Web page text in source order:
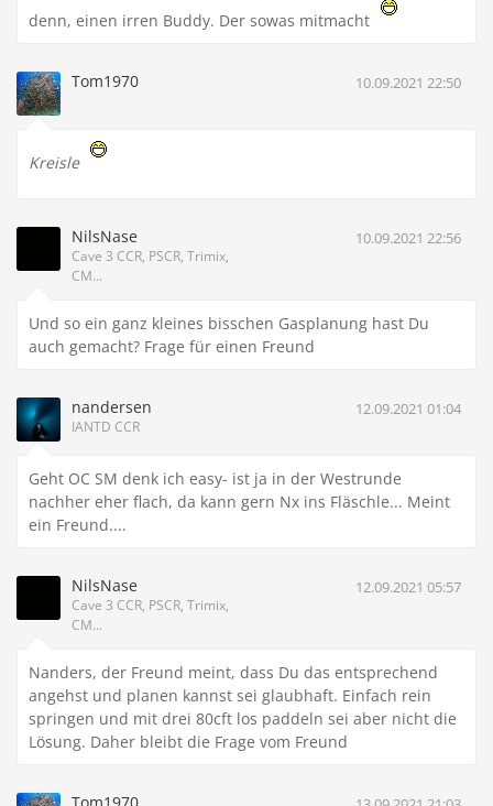
denn, einen irren Buddy. Der sowas mitmacht
Tom1970 10.09.2021 22:50
Kreisle
NilsNase
Cave 3 CCR, PSCR, Trimix,
CM...
10.09.2021 22:56
Und so ein ganz kleines bisschen Gasplanung hast Du
auch gemacht? Frage für einen Freund
nandersen
IANTD CCR
12.09.2021 01:04
Geht OC SM denk ich easy- ist ja in der Westrunde
nachher eher flach, da kann gern Nx ins Fläschle... Meint
ein Freund....
NilsNase
Cave 3 CCR, PSCR, Trimix,
CM...
12.09.2021 05:57
Nanders, der Freund meint, dass Du das entsprechend
angehst und planen kannst sei glaubhaft. Einfach rein
springen und mit drei 80cft los paddeln sei aber nicht die
Lösung. Daher bleibt die Frage vom Freund